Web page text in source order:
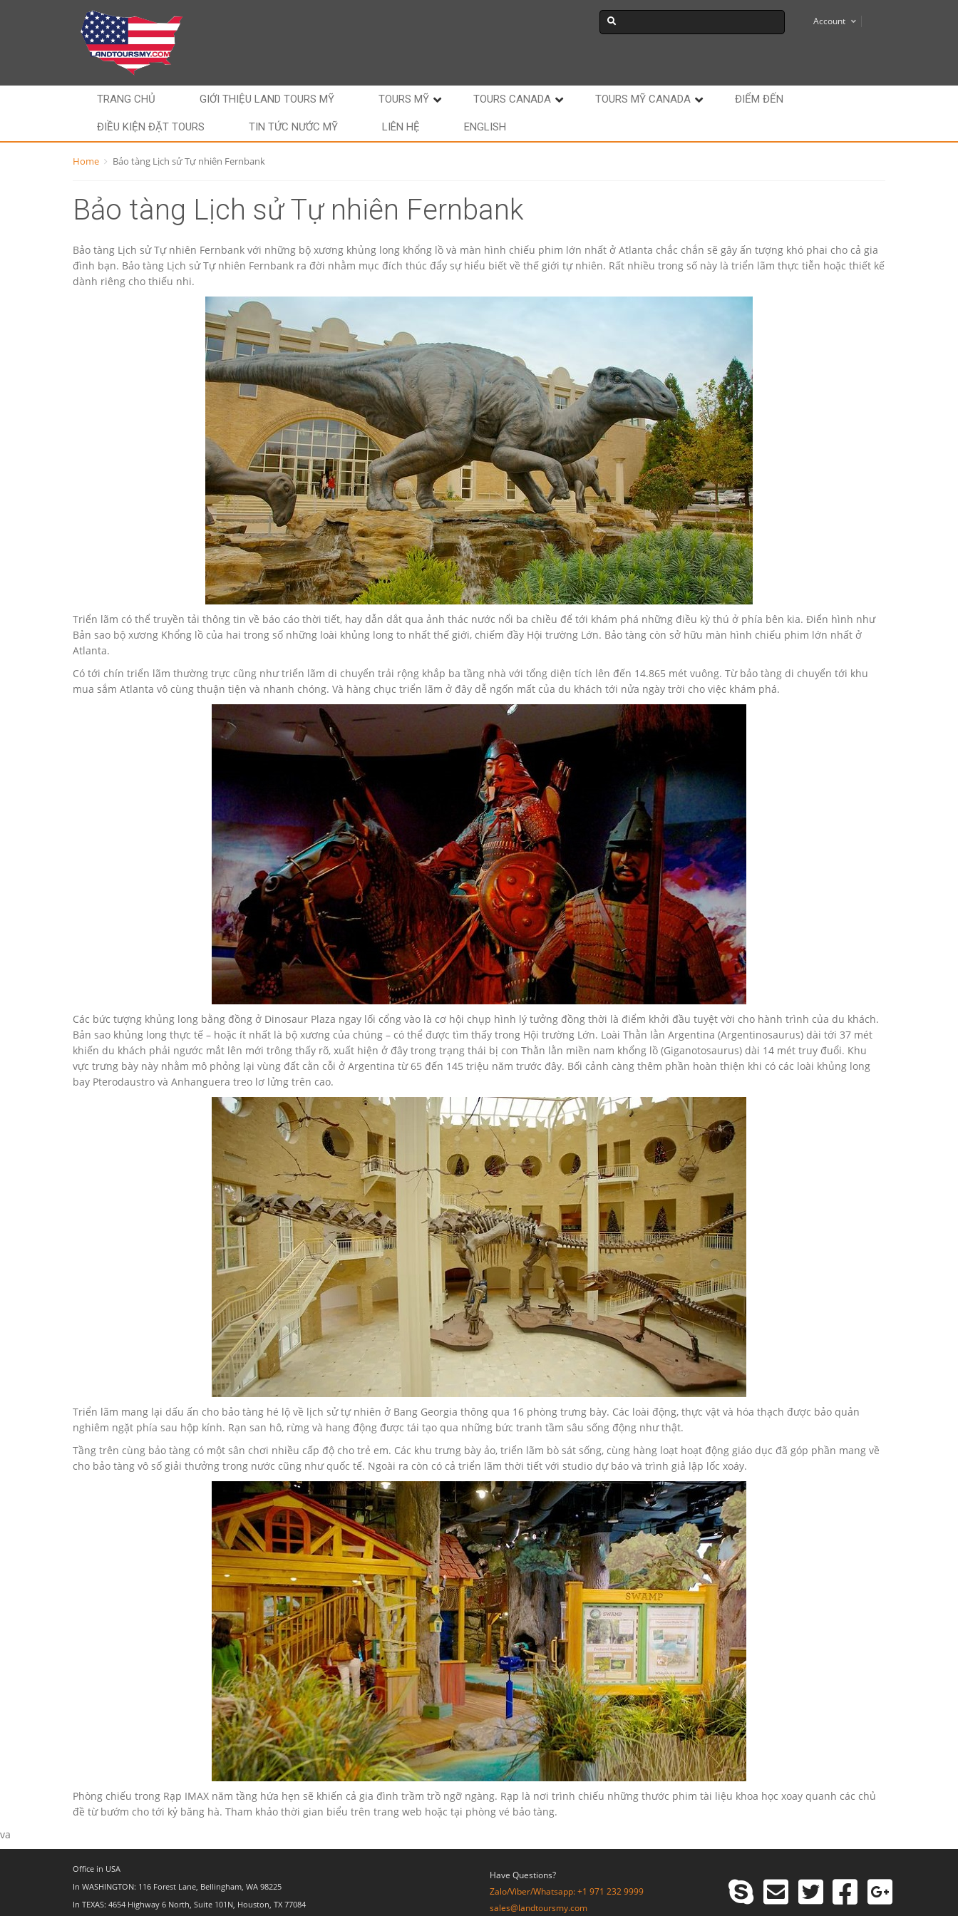
Account
TRANG CHỦ GIỚI THIỆU LAND TOURS MỸ TOURS MỸ TOURS CANADA TOURS MỸ CANADA ĐIỂM ĐẾN
ĐIỀU KIỆN ĐẶT TOURS TIN TỨC NƯỚC MỸ LIÊN HỆ ENGLISH
Home Bảo tàng Lịch sử Tự nhiên Fernbank
Bảo tàng Lịch sử Tự nhiên Fernbank
Bảo tàng Lịch sử Tự nhiên Fernbank với những bộ xương khủng long khổng lồ và màn hình chiếu phim lớn nhất ở Atlanta chắc chắn sẽ gây ấn tượng khó phai cho cả gia
đình bạn. Bảo tàng Lịch sử Tự nhiên Fernbank ra đời nhằm mục đích thúc đẩy sự hiểu biết về thế giới tự nhiên. Rất nhiều trong số này là triển lãm thực tiễn hoặc thiết kế
dành riêng cho thiếu nhi.
Triển lãm có thể truyền tải thông tin về báo cáo thời tiết, hay dẫn dắt qua ảnh thác nước nổi ba chiều để tới khám phá những điều kỳ thú ở phía bên kia. Điển hình như
Bản sao bộ xương Khổng lồ của hai trong số những loài khủng long to nhất thế giới, chiếm đầy Hội trường Lớn. Bảo tàng còn sở hữu màn hình chiếu phim lớn nhất ở
Atlanta.
Có tới chín triển lãm thường trực cũng như triển lãm di chuyển trải rộng khắp ba tầng nhà với tổng diện tích lên đến 14.865 mét vuông. Từ bảo tàng di chuyển tới khu
mua sắm Atlanta vô cùng thuận tiện và nhanh chóng. Và hàng chục triển lãm ở đây dễ ngốn mất của du khách tới nửa ngày trời cho việc khám phá.
Các bức tượng khủng long bằng đồng ở Dinosaur Plaza ngay lối cổng vào là cơ hội chụp hình lý tưởng đồng thời là điểm khởi đầu tuyệt vời cho hành trình của du khách.
Bản sao khủng long thực tế – hoặc ít nhất là bộ xương của chúng – có thể được tìm thấy trong Hội trường Lớn. Loài Thằn lằn Argentina (Argentinosaurus) dài tới 37 mét
khiến du khách phải ngước mắt lên mới trông thấy rõ, xuất hiện ở đây trong trạng thái bị con Thằn lằn miền nam khổng lồ (Giganotosaurus) dài 14 mét truy đuổi. Khu
vực trưng bày này nhằm mô phỏng lại vùng đất cằn cỗi ở Argentina từ 65 đến 145 triệu năm trước đây. Bối cảnh càng thêm phần hoàn thiện khi có các loài khủng long
bay Pterodaustro và Anhanguera treo lơ lửng trên cao.
Triển lãm mang lại dấu ấn cho bảo tàng hé lộ về lịch sử tự nhiên ở Bang Georgia thông qua 16 phòng trưng bày. Các loài động, thực vật và hóa thạch được bảo quản
nghiêm ngặt phía sau hộp kính. Rạn san hô, rừng và hang động được tái tạo qua những bức tranh tầm sâu sống động như thật.
Tầng trên cùng bảo tàng có một sân chơi nhiều cấp độ cho trẻ em. Các khu trưng bày ảo, triển lãm bò sát sống, cùng hàng loạt hoạt động giáo dục đã góp phần mang về
cho bảo tàng vô số giải thưởng trong nước cũng như quốc tế. Ngoài ra còn có cả triển lãm thời tiết với studio dự báo và trình giả lập lốc xoáy.
Phòng chiếu trong Rạp IMAX năm tầng hứa hẹn sẽ khiến cả gia đình trầm trồ ngỡ ngàng. Rạp là nơi trình chiếu những thước phim tài liệu khoa học xoay quanh các chủ
đề từ bướm cho tới kỷ băng hà. Tham khảo thời gian biểu trên trang web hoặc tại phòng vé bảo tàng.
va
Office in USA
In WASHINGTON: 116 Forest Lane, Bellingham, WA 98225
In TEXAS: 4654 Highway 6 North, Suite 101N, Houston, TX 77084
Have Questions?
Zalo/Viber/Whatsapp: +1 971 232 9999
sales@landtoursmy.com